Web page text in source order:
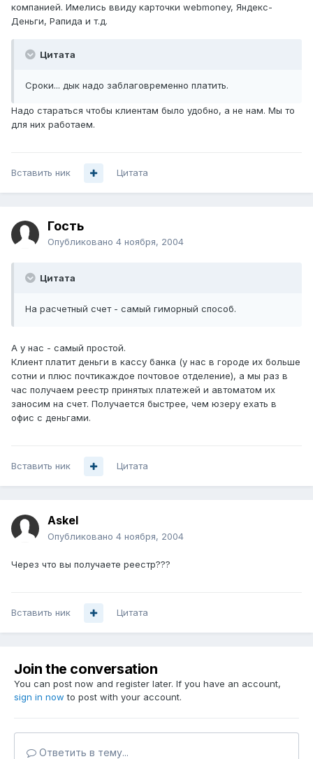
компанией. Имелись ввиду карточки webmoney, Яндекс-
Деньги, Рапида и т.д.
Цитата
Сроки... дык надо заблаговременно платить.
Надо стараться чтобы клиентам было удобно, а не нам. Мы то
для них работаем.
Вставить ник Цитата
Гость
Опубликовано 4 ноября, 2004
Цитата
На расчетный счет - самый гиморный способ.
А у нас - самый простой.
Клиент платит деньги в кассу банка (у нас в городе их больше
сотни и плюс почтикаждое почтовое отделение), а мы раз в
час получаем реестр принятых платежей и автоматом их
заносим на счет. Получается быстрее, чем юзеру ехать в
офис с деньгами.
Вставить ник Цитата
Askel
Опубликовано 4 ноября, 2004
Через что вы получаете реестр???
Вставить ник Цитата
Join the conversation
You can post now and register later. If you have an account,
sign in now to post with your account.
Ответить в тему...